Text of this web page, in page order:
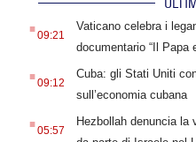
.09:21
Vaticano celebra i
documentario “Il Papa
.09:12
Cuba: gli Stati Uniti
sull’economia cubana
.05:57
Hezbollah denuncia